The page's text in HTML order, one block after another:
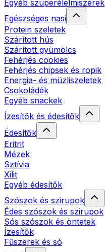
Egyéb szuperélelmiszerek
Egészséges nasi
Protein szeletek
Szárított hús
Szárított gyümölcs
Fehérjés cookies
Fehérjés chipsek és ropik
Energia- és müzliszeletek
Csokoládék
Egyéb snackek
Ízesítők és édesítők
Édesítők
Eritrit
Mézek
Sztívia
Xilit
Egyéb édesítők
Szószok és szirupok
Édes szószok és szirupok
Sós szószok és öntetek
Ízesítők
Fűszerek és só